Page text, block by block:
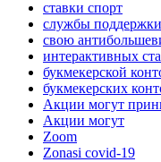
ставки спорт
службы поддержки
свою
интерактивных
букмекерской
букмекерских
Акции могут
Акции могут
Zoom
Zonasi covid-19